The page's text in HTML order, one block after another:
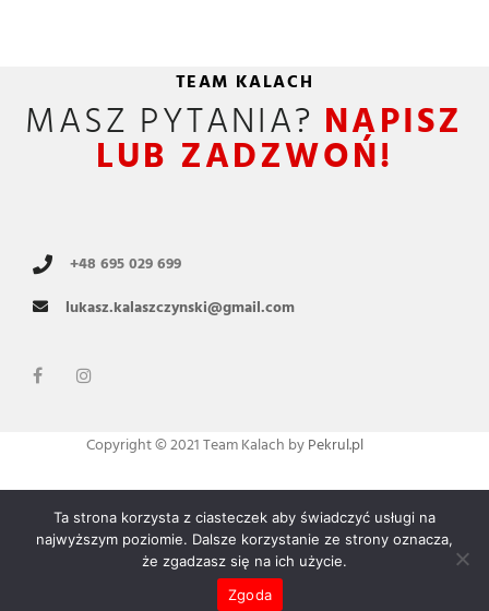
TEAM KALACH
MASZ PYTANIA? NAPISZ
LUB ZADZWOŃ!
+48 695 029 699
lukasz.kalaszczynski@gmail.com
Copyright © 2021 Team Kalach byPekrul.pl
Polityka prywatności
Ta strona korzysta z ciasteczek aby świadczyć usługi na
najwyższym poziomie. Dalsze korzystanie ze strony oznacza,
że zgadzasz się na ich użycie.
Zgoda